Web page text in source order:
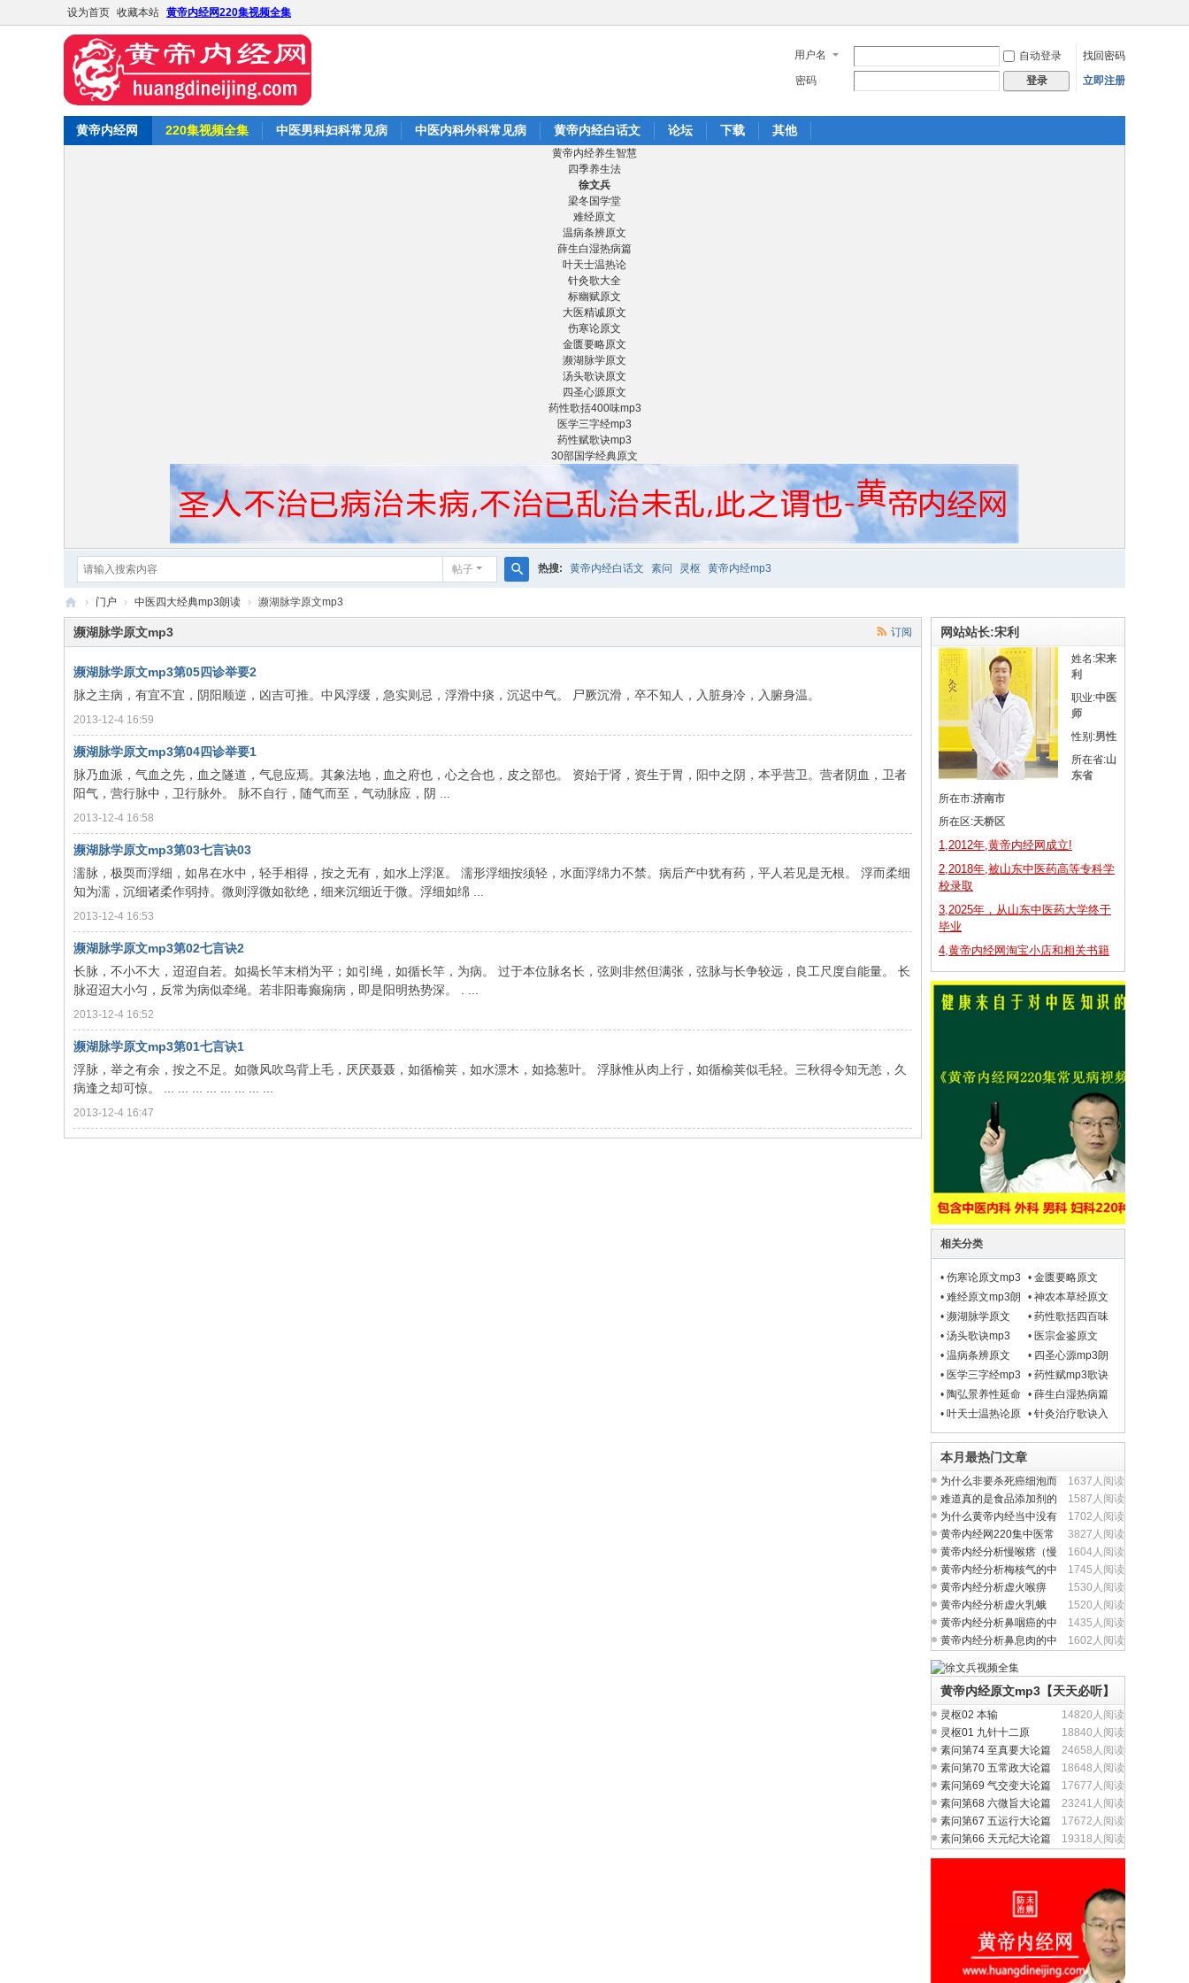
设为首页 收藏本站 黄帝内经网220集视频全集
用户名 自动登录
找回密码
密码
登录 立即注册
黄帝内经网 220集视频全集 中医男科妇科常见病 中医内科外科常见病 黄帝内经白话文 论坛 下载 其他
黄帝内经养生智慧
四季养生法
徐文兵
梁冬国学堂
难经原文
温病条辨原文
薛生白湿热病篇
叶天士温热论
针灸歌大全
标幽赋原文
大医精诚原文
伤寒论原文
金匮要略原文
濒湖脉学原文
汤头歌诀原文
四圣心源原文
药性歌括400味mp3
医学三字经mp3
药性赋歌诀mp3
30部国学经典原文
帖子
索
热搜: 黄帝内经白话文 素问 灵枢 黄帝内经mp3
黄
内
经
› 门户 › 中医四大经典mp3朗读 › 濒湖脉学原文mp3
订阅
濒湖脉学原文mp3
濒湖脉学原文mp3第05四诊举要2
脉之主病，有宜不宜，阴阳顺逆，凶吉可推。中风浮缓，急实则忌，浮滑中痰，沉迟中气。 尸厥沉滑，卒不知人，入脏身冷，入腑身温。
2013-12-4 16:59
濒湖脉学原文mp3第04四诊举要1
脉乃血派，气血之先，血之隧道，气息应焉。其象法地，血之府也，心之合也，皮之部也。 资始于肾，资生于胃，阳中之阴，本乎营卫。营者阴血，卫者
阳气，营行脉中，卫行脉外。 脉不自行，随气而至，气动脉应，阴 ...
2013-12-4 16:58
濒湖脉学原文mp3第03七言诀03
濡脉，极耎而浮细，如帛在水中，轻手相得，按之无有，如水上浮沤。 濡形浮细按须轻，水面浮绵力不禁。病后产中犹有药，平人若见是无根。 浮而柔细
知为濡，沉细诸柔作弱持。微则浮微如欲绝，细来沉细近于微。浮细如绵 ...
2013-12-4 16:53
濒湖脉学原文mp3第02七言诀2
长脉，不小不大，迢迢自若。如揭长竿末梢为平；如引绳，如循长竿，为病。 过于本位脉名长，弦则非然但满张，弦脉与长争较远，良工尺度自能量。 长
脉迢迢大小匀，反常为病似牵绳。若非阳毒癫痫病，即是阳明热势深。 . ...
2013-12-4 16:52
濒湖脉学原文mp3第01七言诀1
浮脉，举之有余，按之不足。如微风吹鸟背上毛，厌厌聂聂，如循榆荚，如水漂木，如捻葱叶。 浮脉惟从肉上行，如循榆荚似毛轻。三秋得令知无恙，久
病逢之却可惊。 ... ... ... ... ... ... ... ...
2013-12-4 16:47
网站站长:宋利
姓名:宋来
利
职业:中医
师
性别:男性
所在省:山
东省
所在市:济南市
所在区:天桥区
1,2012年,黄帝内经网成立!
2,2018年,被山东中医药高等专科学
校录取
3,2025年，从山东中医药大学终于
毕业
4,黄帝内经网淘宝小店和相关书籍
相关分类
• 伤寒论原文mp3
朗读
• 金匮要略原文
mp3朗读
• 难经原文mp3朗
读
• 神农本草经原文
mp3朗读
• 濒湖脉学原文
mp3
• 药性歌括四百味
mp3
• 汤头歌诀mp3 • 医宗金鉴原文
mp3朗读
• 温病条辨原文
mp3
• 四圣心源mp3朗
读
• 医学三字经mp3
全文朗读
• 药性赋mp3歌诀
• 陶弘景养性延命
录原文白话文
• 薛生白湿热病篇
原文mp3
• 叶天士温热论原
文及译文mp3
• 针灸治疗歌诀入
门汇总大全
本月最热门文章
1637人阅读
为什么非要杀死癌细泡而
不从提升人体正气入
1587人阅读
难道真的是食品添加剂的
问题吗？
1702人阅读
为什么黄帝内经当中没有
完整的方剂学内容？
3827人阅读
黄帝内经网220集中医常
见病视频全集
1604人阅读
黄帝内经分析慢喉瘩（慢
性喉炎）的中医养生
1745人阅读
黄帝内经分析梅核气的中
医养生治疗与食疗
1530人阅读
黄帝内经分析虚火喉痹
（慢性咽炎）中医养生
1520人阅读
黄帝内经分析虚火乳蛾
（慢性扁桃体炎）中医
1435人阅读
黄帝内经分析鼻咽癌的中
医养生治疗与食疗
1602人阅读
黄帝内经分析鼻息肉的中
黄帝内经原文mp3【天天必听】
14820人阅读
灵枢02 本输
18840人阅读
灵枢01 九针十二原
24658人阅读
素问第74 至真要大论篇
18648人阅读
素问第70 五常政大论篇
17677人阅读
素问第69 气交变大论篇
23241人阅读
素问第68 六微旨大论篇
17672人阅读
素问第67 五运行大论篇
19318人阅读
素问第66 天元纪大论篇